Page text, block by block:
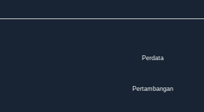
Perdata
Pertambangan